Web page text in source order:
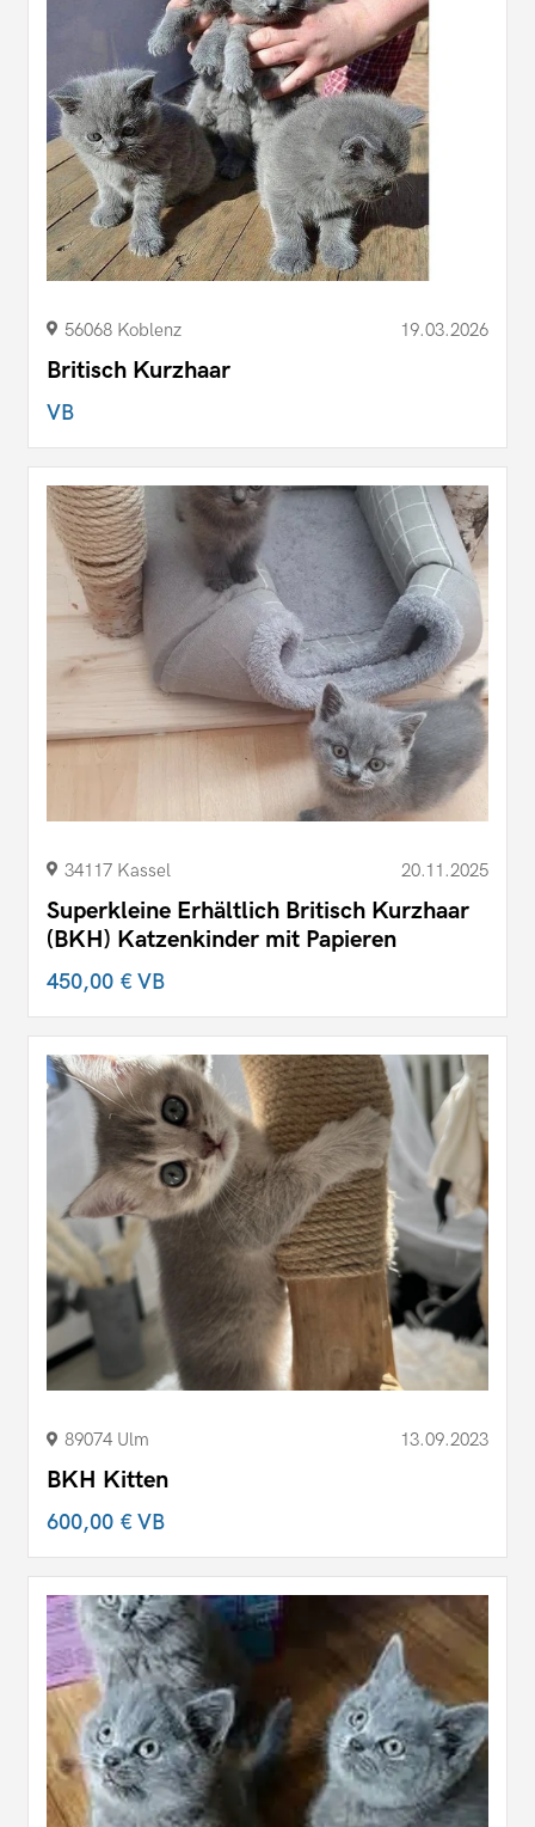
56068 Koblenz 19.03.2026
Britisch Kurzhaar
VB
34117 Kassel 20.11.2025
Superkleine Erhältlich Britisch Kurzhaar
(BKH) Katzenkinder mit Papieren
450,00 €VB
89074 Ulm 13.09.2023
BKH Kitten
600,00 €VB